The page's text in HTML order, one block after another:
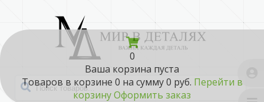
0
Ваша корзина пуста
Товаров в корзине 0 на сумму0 руб. Перейти в
корзинуОформить заказ